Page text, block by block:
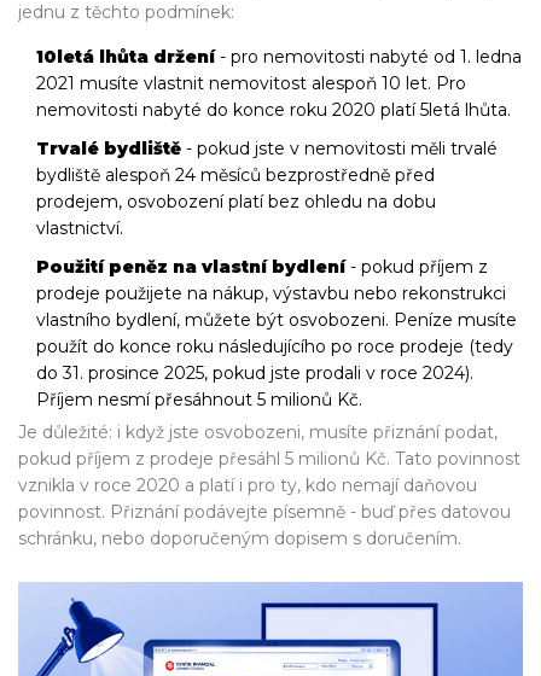
jednu z těchto podmínek:
10letá lhůta držení- pro nemovitosti nabyté od 1. ledna
2021 musíte vlastnit nemovitost alespoň 10 let. Pro
nemovitosti nabyté do konce roku 2020 platí 5letá lhůta.
Trvalé bydliště - pokud jste v nemovitosti měli trvalé
bydliště alespoň 24 měsíců bezprostředně před
prodejem, osvobození platí bez ohledu na dobu
vlastnictví.
Použití peněz na vlastní bydlení- pokud příjem z
prodeje použijete na nákup, výstavbu nebo rekonstrukci
vlastního bydlení, můžete být osvobozeni. Peníze musíte
použít do konce roku následujícího po roce prodeje (tedy
do 31. prosince 2025, pokud jste prodali v roce 2024).
Příjem nesmí přesáhnout 5 milionů Kč.
Je důležité: i když jste osvobozeni, musíte přiznání podat,
pokud příjem z prodeje přesáhl 5 milionů Kč. Tato povinnost
vznikla v roce 2020 a platí i pro ty, kdo nemají daňovou
povinnost. Přiznání podávejte písemně - buď přes datovou
schránku, nebo doporučeným dopisem s doručením.